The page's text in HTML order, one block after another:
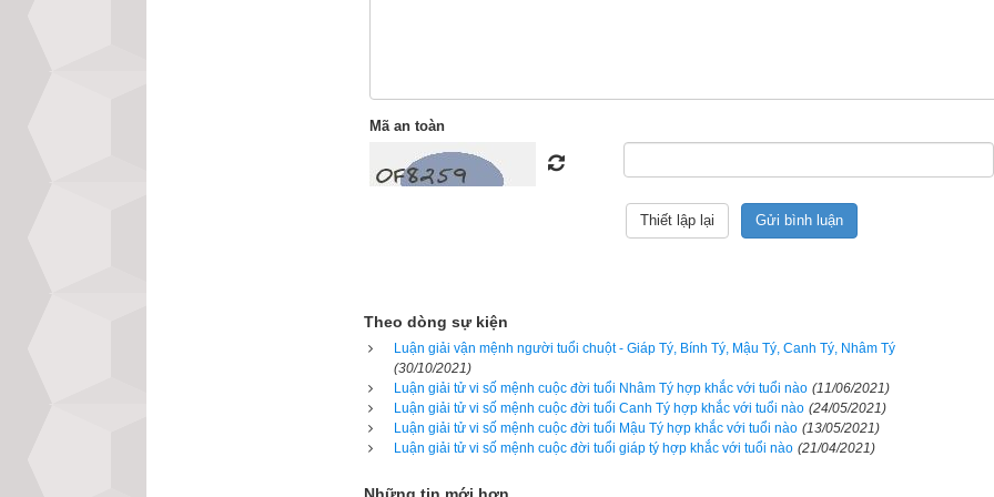
Giờ khởi sự
Bính Tý (丙子) là kết hợp thứ 13 trong hệ thống đánh số Can Chi của người Á Đông.
từ
Thiên can Bính (Số thứ tự 3 - Dương Hỏa) và Địa chi Tý (Số thứ tự 1 - Dương
. Năm Bính Tý
1816, 1876, 1936, 1996, 2056, 2116, 2176.
Mã an toàn
Theo dòng sự kiện
Luận giải vận mệnh người tuổi chuột - Giáp Tý, Bính Tý, Mậu Tý, Canh Tý, Nhâm Tý
(30/10/2021)
Luận giải tử vi số mệnh cuộc đời tuổi Nhâm Tý hợp khắc với tuổi nào (11/06/2021)
Luận giải tử vi số mệnh cuộc đời tuổi Canh Tý hợp khắc với tuổi nào (24/05/2021)
Luận giải tử vi số mệnh cuộc đời tuổi Mậu Tý hợp khắc với tuổi nào (13/05/2021)
Luận giải tử vi số mệnh cuộc đời tuổi giáp tý hợp khắc với tuổi nào (21/04/2021)
Những tin mới hơn